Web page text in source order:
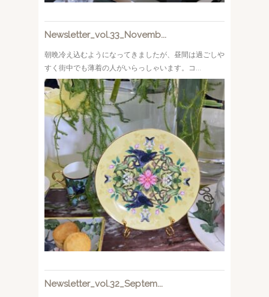
Newsletter_vol.33_Novemb...
朝晩冷え込むようになってきましたが、昼間は過ごしや
すく街中でも薄着の人がいらっしゃいます。コ...
Newsletter_vol.32_Septem...